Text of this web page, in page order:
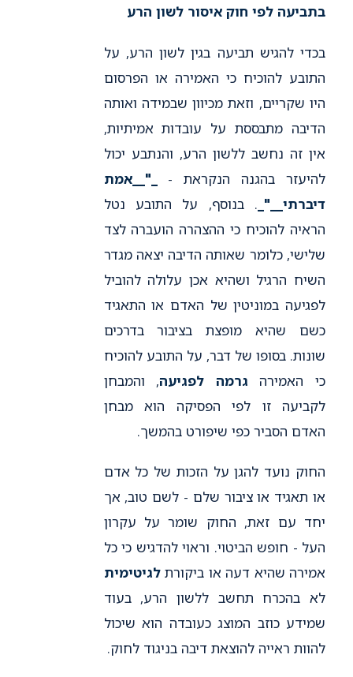
בתביעה לפי חוק איסור לשון הרע
בכדי להגיש תביעה בגין לשון הרע, על
התובע להוכיח כי האמירה או הפרסום
היו שקריים, וזאת מכיוון שבמידה ואותה
הדיבה מתבססת על עובדות אמיתיות,
אין זה נחשב ללשון הרע, והנתבע יכול
להיעזר בהגנה הנקראת -
_"_
_אמת
דיברתי_
_"_ . בנוסף, על התובע נטל
הראיה להוכיח כי ההצהרה הועברה לצד
שלישי, כלומר שאותה הדיבה יצאה מגדר
השיח הרגיל ושהיא אכן עלולה להוביל
לפגיעה במוניטין של האדם או התאגיד
כשם שהיא מופצת בציבור בדרכים
שונות. בסופו של דבר, על התובע להוכיח
כי האמירה גרמה לפגיעה, והמבחן
לקביעה זו לפי הפסיקה הוא מבחן
האדם הסביר כפי שיפורט בהמשך.
החוק נועד להגן על הזכות של כל אדם
או תאגיד או ציבור שלם - לשם טוב, אך
יחד עם זאת, החוק שומר על עקרון
העל - חופש הביטוי. וראוי להדגיש כי כל
אמירה שהיא דעה או ביקורתלגיטימית
לא בהכרח תחשב ללשון הרע, בעוד
שמידע כוזב המוצג כעובדה הוא שיכול
להוות ראייה להוצאת דיבה בניגוד לחוק.